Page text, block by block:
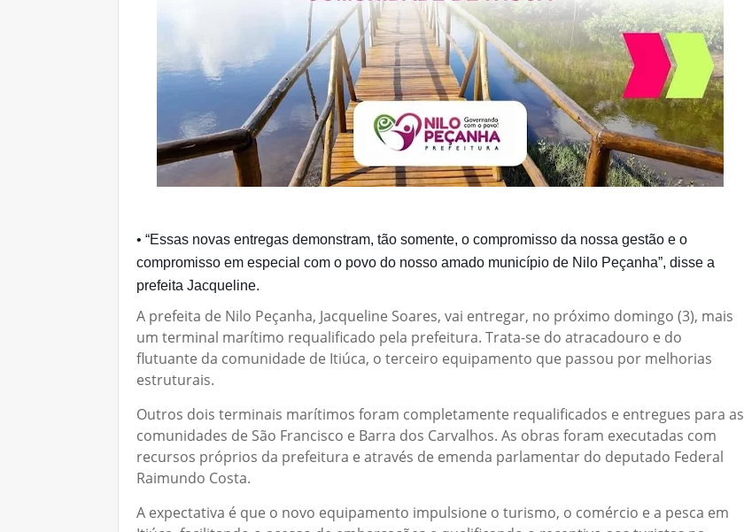
• “Essas novas entregas demonstram, tão somente, o compromisso da nossa gestão e o
compromisso em especial com o povo do nosso amado município de Nilo Peçanha”, disse a
prefeita Jacqueline.
A prefeita de Nilo Peçanha, Jacqueline Soares, vai entregar, no próximo domingo (3), mais
um terminal marítimo requalificado pela prefeitura. Trata-se do atracadouro e do
flutuante da comunidade de Itiúca, o terceiro equipamento que passou por melhorias
estruturais.
Outros dois terminais marítimos foram completamente requalificados e entregues para as
comunidades de São Francisco e Barra dos Carvalhos. As obras foram executadas com
recursos próprios da prefeitura e através de emenda parlamentar do deputado Federal
Raimundo Costa.
A expectativa é que o novo equipamento impulsione o turismo, o comércio e a pesca em